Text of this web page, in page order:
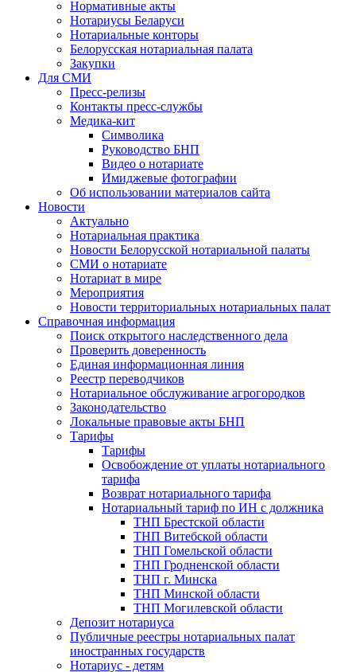
Нормативные акты
Нотариусы Беларуси
Нотариальные конторы
Белорусская нотариальная палата
Закупки
Для СМИ
Пресс-релизы
Контакты пресс-службы
Медика-кит
Символика
Руководство БНП
Видео о нотариате
Имиджевые фотографии
Об использовании материалов сайта
Новости
Актуально
Нотариальная практика
Новости Белорусской нотариальной палаты
СМИ о нотариате
Нотариат в мире
Мероприятия
Новости территориальных нотариальных палат
Справочная информация
Поиск открытого наследственного дела
Проверить доверенность
Единая информационная линия
Реестр переводчиков
Нотариальное обслуживание агрогородков
Законодательство
Локальные правовые акты БНП
Тарифы
Тарифы
Освобождение от уплаты нотариального
тарифа
Возврат нотариального тарифа
Нотариальный тариф по ИН с должника
ТНП Брестской области
ТНП Витебской области
ТНП Гомельской области
ТНП Гродненской области
ТНП г. Минска
ТНП Минской области
ТНП Могилевской области
Депозит нотариуса
Публичные реестры нотариальных палат
иностранных государств
Нотариус - детям